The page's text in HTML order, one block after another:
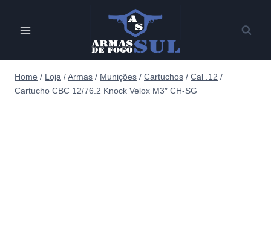
Home / Loja /Armas / Munições / Cartuchos / Cal .12 /
Cartucho CBC 12/76.2 Knock Velox M3″ CH-SG